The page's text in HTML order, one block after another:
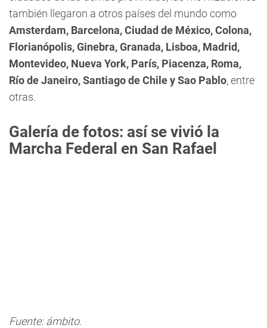
también llegaron a otros países del mundo como
Amsterdam, Barcelona, Ciudad de México, Colona,
Florianópolis, Ginebra, Granada, Lisboa, Madrid,
Montevideo, Nueva York, París, Piacenza, Roma,
Río de Janeiro, Santiago de Chile y Sao Pablo, entre
otras.
Galería de fotos: así se vivió la
Marcha Federal en San Rafael
Fuente: ámbito.